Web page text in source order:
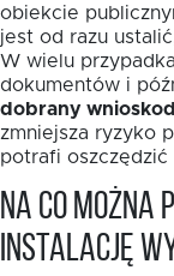
obiekcie
jest od razu
W wielu
dokumentów i
dobrany
zmniejsza ryzyko
potrafi oszczędzić
Na co
instalację